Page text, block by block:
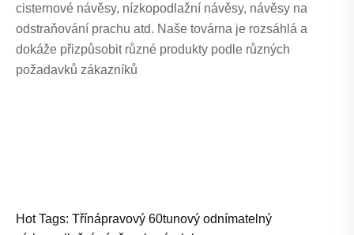
cisternové návěsy, nízkopodlažní návěsy, návěsy na
odstraňování prachu atd. Naše továrna je rozsáhlá a
dokáže přizpůsobit různé produkty podle různých
požadavků zákazníků
Hot Tags: Třínápravový 60tunový odnímatelný